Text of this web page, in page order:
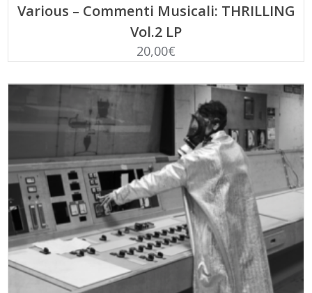
Various – Commenti Musicali: THRILLING
Vol.2 LP
20,00€